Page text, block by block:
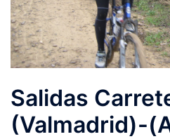
Salidas
(Valmadrid)-